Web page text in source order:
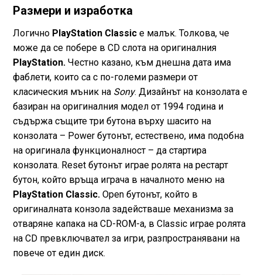
Размери и изработка
Логично PlayStation Classicе малък. Толкова, че
може да се побере в CD слота на оригиналния
PlayStation. Честно казано, към днешна дата има
фаблети, които са с по-големи размери от
класическия мъник на Sony. Дизайнът на конзолата е
базиран на оригиналния модел от 1994 година и
съдържа същите три бутона върху шасито на
конзолата – Power бутонът, естествено, има подобна
на оригинала функционалност – да стартира
конзолата. Reset бутонът играе ролята на рестарт
бутон, който връща играча в началното меню на
PlayStation Classic. Open бутонът, който в
оригиналната конзола задействаше механизма за
отваряне капака на CD-ROM-а, в Classic играе ролята
на CD превключвател за игри, разпространявани на
повече от един диск.